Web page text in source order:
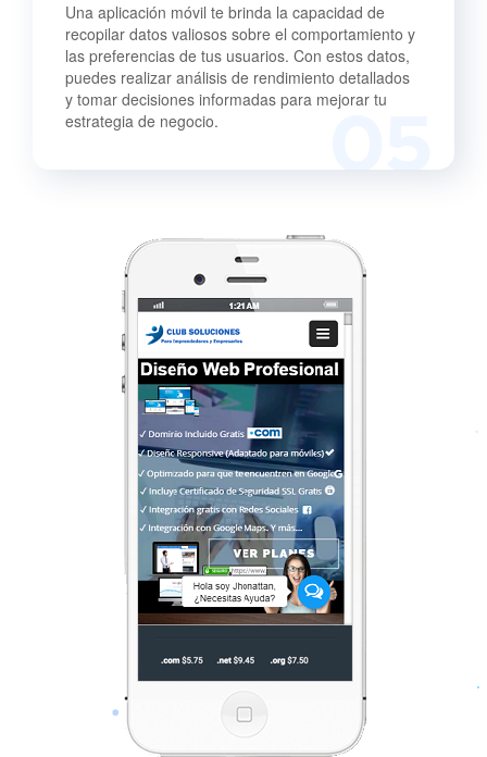
05
Una aplicación móvil te brinda la capacidad de
recopilar datos valiosos sobre el comportamiento y
las preferencias de tus usuarios. Con estos datos,
puedes realizar análisis de rendimiento detallados
y tomar decisiones informadas para mejorar tu
estrategia de negocio.